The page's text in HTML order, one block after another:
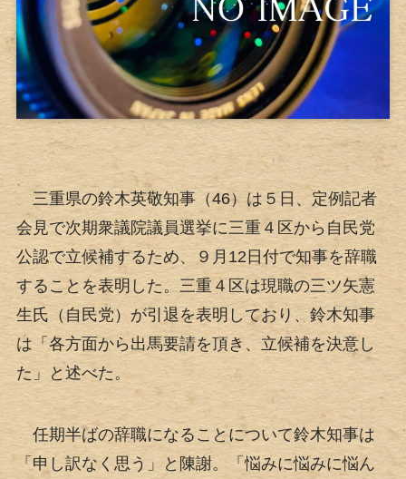
三重県の鈴木英敬知事（46）は５日、定例記者
会見で次期衆議院議員選挙に三重４区から自民党
公認で立候補するため、９月12日付で知事を辞職
することを表明した。三重４区は現職の三ツ矢憲
生氏（自民党）が引退を表明しており、鈴木知事
は「各方面から出馬要請を頂き、立候補を決意し
た」と述べた。
任期半ばの辞職になることについて鈴木知事は
「申し訳なく思う」と陳謝。「悩みに悩みに悩ん